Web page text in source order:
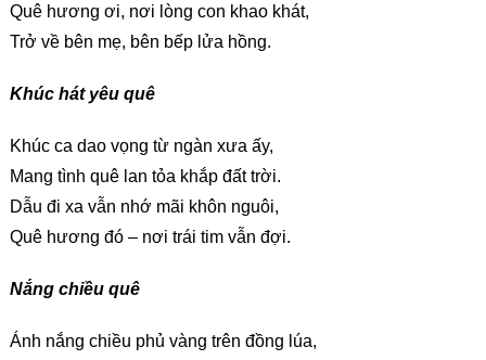
Quê hương ơi, nơi lòng con khao khát,
Trở về bên mẹ, bên bếp lửa hồng.
Khúc hát yêu quê
Khúc ca dao vọng từ ngàn xưa ấy,
Mang tình quê lan tỏa khắp đất trời.
Dẫu đi xa vẫn nhớ mãi khôn nguôi,
Quê hương đó – nơi trái tim vẫn đợi.
Nắng chiều quê
Ánh nắng chiều phủ vàng trên đồng lúa,